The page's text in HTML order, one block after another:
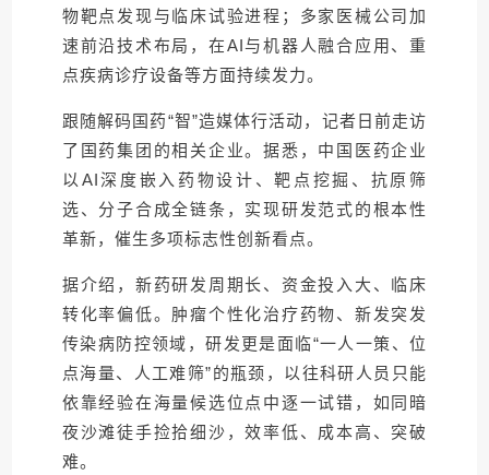
物靶点发现与临床试验进程；多家医械公司加
速前沿技术布局，在AI与机器人融合应用、重
点疾病诊疗设备等方面持续发力。
跟随解码国药“智”造媒体行活动，记者日前走访
了国药集团的相关企业。据悉，中国医药企业
以AI深度嵌入药物设计、靶点挖掘、抗原筛
选、分子合成全链条，实现研发范式的根本性
革新，催生多项标志性创新看点。
据介绍，新药研发周期长、资金投入大、临床
转化率偏低。肿瘤个性化治疗药物、新发突发
传染病防控领域，研发更是面临“一人一策、位
点海量、人工难筛”的瓶颈，以往科研人员只能
依靠经验在海量候选位点中逐一试错，如同暗
夜沙滩徒手捡拾细沙，效率低、成本高、突破
难。